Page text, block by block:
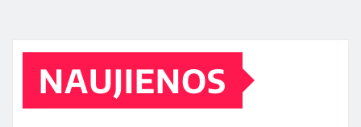
NAUJIENOS